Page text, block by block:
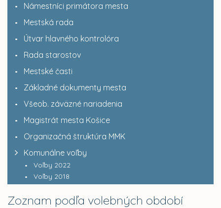
Námestníci primátora mesta
Mestská rada
Útvar hlavného kontrolóra
Rada starostov
Mestské časti
Základné dokumenty mesta
Všeob. záväzné nariadenia
Magistrát mesta Košice
Organizačná štruktúra MMK
Komunálne voľby
Voľby 2022
Voľby 2018
Zoznam podľa volebných období